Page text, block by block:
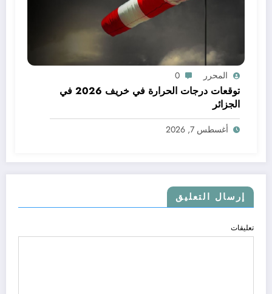
المحرر 0
توقعات درجات الحرارة في خريف 2026 في
الجزائر
أغسطس 7, 2026
إرسال التعليق
تعليقات